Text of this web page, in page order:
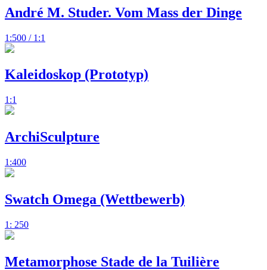
André M. Studer. Vom Mass der Dinge
1:500 / 1:1
Kaleidoskop (Prototyp)
1:1
ArchiSculpture
1:400
Swatch Omega (Wettbewerb)
1: 250
Metamorphose Stade de la Tuilière